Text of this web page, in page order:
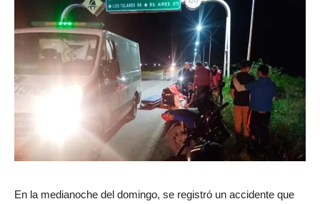
En la medianoche del domingo, se registró un accidente que